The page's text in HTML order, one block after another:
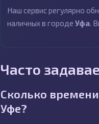
Наш сервис регулярно
наличных в городе Уфа.
Часто
Сколько
Уфе?